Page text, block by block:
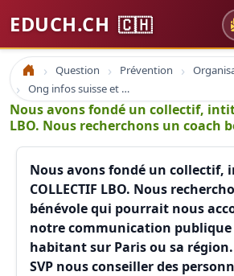
EDUCH.CH 🇨🇭
Accueil Question Prévention
Ong infos suisse et à l'étranger
Nous avons fondé un collectif,
LBO. Nous recherchons un coach
Nous avons fondé un collectif,
COLLECTIF LBO. Nous
bénévole qui pourrait nous
notre communication publique
habitant sur Paris ou sa
SVP nous conseiller des